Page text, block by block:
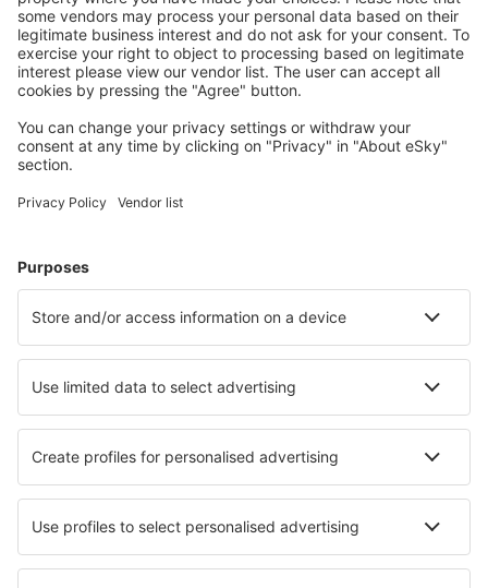
Cazarea preferată
Alege din peste 1,3 mil. de opţiuni: hoteluri, cabane,
apartamente și altele.
Cele mai căutate hoteluri de către utilizatorii eSky
Hoteluri în Franţa - Orașe populare
Hoteluri în Le Cap d`Agde
Hoteluri în Le Barcares Hoteluri în Les Sables-d`Olonne
Hoteluri în Royan Hoteluri în Briancon
Hoteluri în Soustons
Cele mai bune hoteluri - orașe
Hoteluri în Veron Hoteluri în Pargas
Hoteluri în Pukatawagan Hoteluri în Tauer